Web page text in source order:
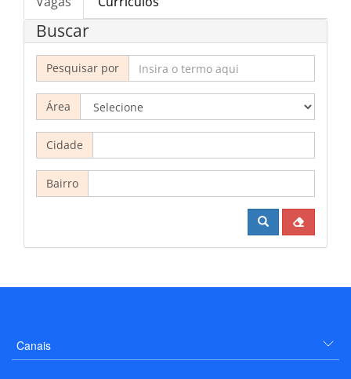
Buscar
Pesquisar por
Área
Cidade
Bairro
Canais